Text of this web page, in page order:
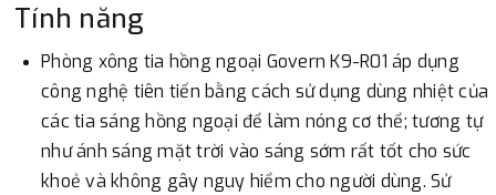
Tính năng
Phòng xông tia hồng ngoại Govern K9-R01 áp dụng
công nghệ tiên tiến bằng cách sử dụng dùng nhiệt của
các tia sáng hồng ngoại để làm nóng cơ thể; tương tự
như ánh sáng mặt trời vào sáng sớm rất tốt cho sức
khoẻ và không gây nguy hiểm cho người dùng. Sử